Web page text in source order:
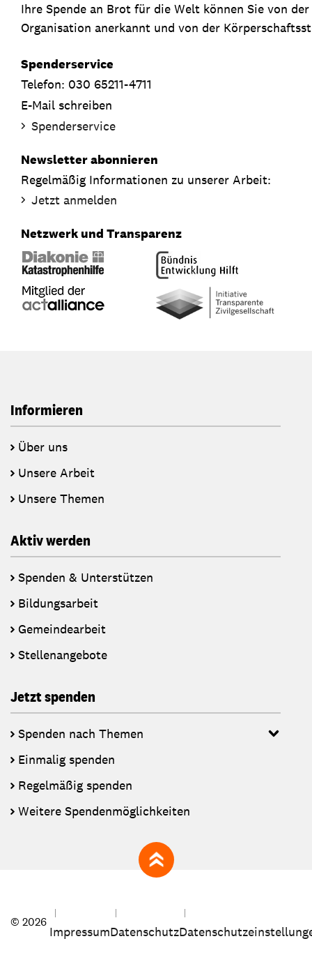
Ihre Spende an Brot für die Welt können Sie von
Organisation anerkannt und von der
Spenderservice
Telefon: 030 65211-4711
E-Mail schreiben
Spenderservice
Newsletter abonnieren
Regelmäßig Informationen zu unserer Arbeit:
Jetzt anmelden
Netzwerk und Transparenz
Informieren
Über uns
Unsere Arbeit
Unsere Themen
Aktiv werden
Spenden & Unterstützen
Bildungsarbeit
Gemeindearbeit
Stellenangebote
Jetzt spenden
Spenden nach Themen
Einmalig spenden
Regelmäßig spenden
Weitere Spendenmöglichkeiten
zum Seitenanfang
© 2026
ImpressumDatenschutz